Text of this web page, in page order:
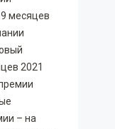
месяцев
2021
– на